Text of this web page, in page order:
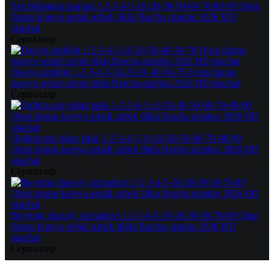
Sen bilmagan haqiqat 1-2-3-4-5-10-20-30-50-60-70-80-90 Qism
drama koreya seriali uzbek tilida Barcha qismlar 2026 HD
skachat
Dasiya qirolligi 1-2-3-4-5-10-20-30-40-50-70 Qism drama
koreya seriali uzbek tilida Barcha qismlar 2026 HD skachat
Qalbim asir etkan istak 1-2-3-4-5-10-20-30-50-60-70-80-90
Qism drama koreya seriali uzbek tilida Barcha qismlar 2026 HD
skachat
Boyning shaxsiy xizmatkori 1-2-3-4-5-10-20-30-50-70-80 Qism
drama koreya seriali uzbek tilida Barcha qismlar 2026 HD
skachat